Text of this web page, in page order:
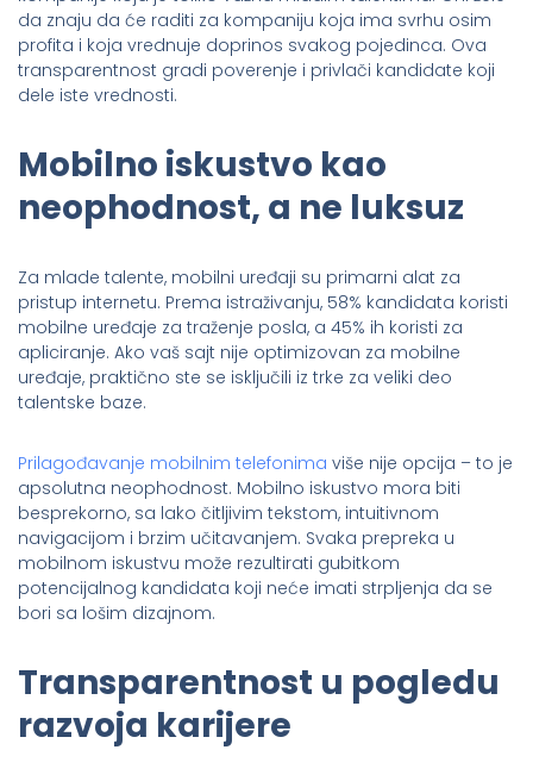
da znaju da će raditi za kompaniju koja ima svrhu osim
profita i koja vrednuje doprinos svakog pojedinca. Ova
transparentnost gradi poverenje i privlači kandidate koji
dele iste vrednosti.
Mobilno iskustvo kao
neophodnost, a ne luksuz
Za mlade talente, mobilni uređaji su primarni alat za
pristup internetu. Prema istraživanju, 58% kandidata koristi
mobilne uređaje za traženje posla, a 45% ih koristi za
apliciranje. Ako vaš sajt nije optimizovan za mobilne
uređaje, praktično ste se isključili iz trke za veliki deo
talentske baze.
Prilagođavanje mobilnim telefonima više nije opcija – to je
apsolutna neophodnost. Mobilno iskustvo mora biti
besprekorno, sa lako čitljivim tekstom, intuitivnom
navigacijom i brzim učitavanjem. Svaka prepreka u
mobilnom iskustvu može rezultirati gubitkom
potencijalnog kandidata koji neće imati strpljenja da se
bori sa lošim dizajnom.
Transparentnost u pogledu
razvoja karijere